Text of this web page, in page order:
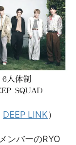
DEEP LINK）
ンバーのRYO